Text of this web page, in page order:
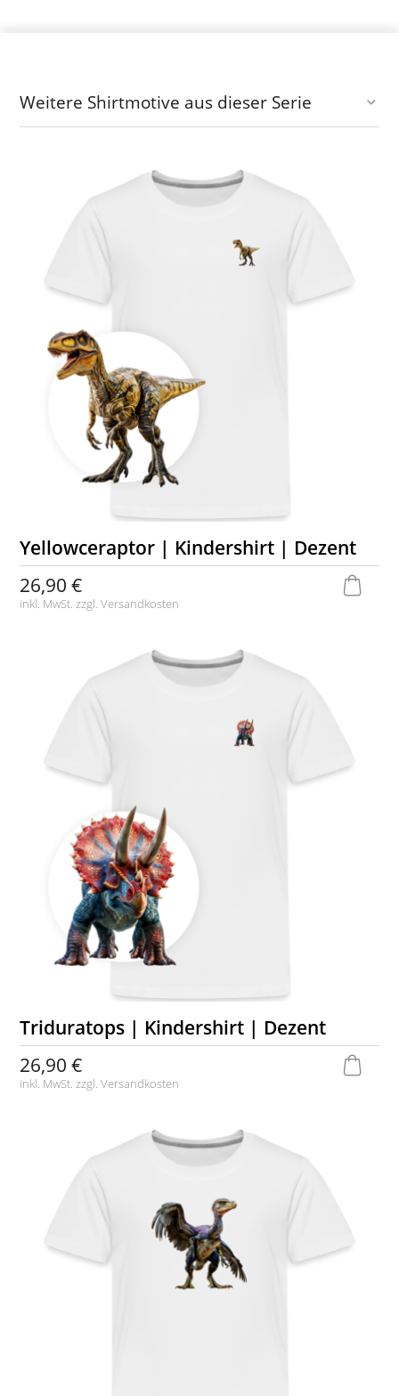
Weitere Shirtmotive aus dieser Serie
Yellowceraptor | Kindershirt | Dezent
26,90 €
inkl. MwSt. zzgl.Versandkosten
Triduratops | Kindershirt | Dezent
26,90 €
inkl. MwSt. zzgl.Versandkosten